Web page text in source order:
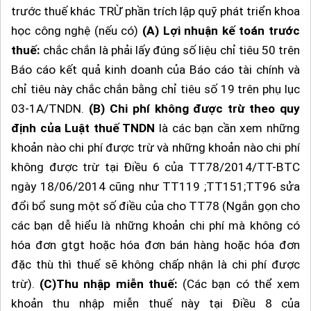
trước thuế khác TRỪ phần trích lập quỹ phát triển khoa
học công nghệ (nếu có) (A) Lợi nhuận kế toán trước
thuế: chắc chắn là phải lấy đúng số liệu chỉ tiêu 50 trên
Báo cáo kết quả kinh doanh của Báo cáo tài chính và
chỉ tiêu này chắc chắn bằng chỉ tiêu số 19 trên phụ lục
03-1A/TNDN. (B) Chi phí không được trừ theo quy
định của Luật thuế TNDN là các bạn cần xem những
khoản nào chi phí được trừ và những khoản nào chi phí
không được trừ tại Điều 6 của TT78/2014/TT-BTC
ngày 18/06/2014 cũng như TT119 ;TT151;TT96 sửa
đổi bổ sung một số điều của cho TT78 (Ngắn gọn cho
các bạn dễ hiểu là những khoản chi phí mà không có
hóa đơn gtgt hoặc hóa đơn bán hàng hoặc hóa đơn
đặc thù thì thuế sẽ không chấp nhận là chi phí được
trừ). (C)Thu nhập miễn thuế: (Các bạn có thể xem
khoản thu nhập miễn thuế này tại Điều 8 của